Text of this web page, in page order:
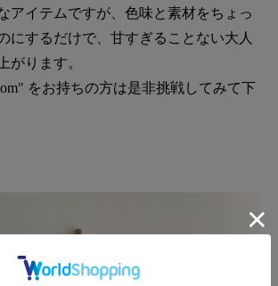
アイテムですが、色味と素材をちょっ
にするだけで、甘すぎることない大人
がります。
をお持ちの方は是非挑戦してみて下